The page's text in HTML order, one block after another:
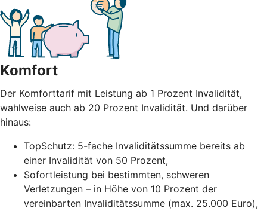
Komfort
Der Komforttarif mit Leistung ab 1 Prozent Invalidität,
wahlweise auch ab 20 Prozent Invalidität. Und darüber
hinaus:
TopSchutz: 5-fache Invaliditätssumme bereits ab
einer Invalidität von 50 Prozent,
Sofortleistung bei bestimmten, schweren
Verletzungen – in Höhe von 10 Prozent der
vereinbarten Invaliditätssumme (max. 25.000 Euro),